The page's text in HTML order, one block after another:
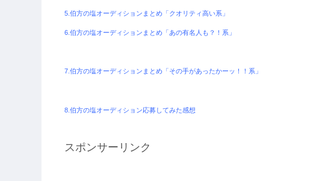
5.伯方の塩オーディションまとめ「クオリティ高い系」
6.伯方の塩オーディションまとめ「あの有名人も？！系」
7.伯方の塩オーディションまとめ「その手があったかーッ！！系」
8.伯方の塩オーディション応募してみた感想
スポンサーリンク